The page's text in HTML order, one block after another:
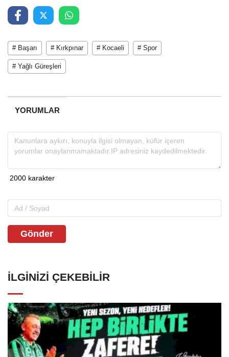
# Başarı # Kırkpınar # Kocaeli # Spor
# Yağlı Güreşleri
YORUMLAR
Gönder
İLGINIZI ÇEKEBILIR